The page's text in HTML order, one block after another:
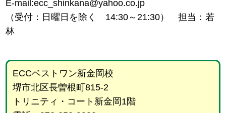
E-mail:ecc_shinkana@yahoo.co.jp
（受付：日曜日を除く 14:30～21:30） 担当：若
林
ECCベストワン新金岡校
堺市北区長曽根町815-2
トリニティ・コート新金岡1階